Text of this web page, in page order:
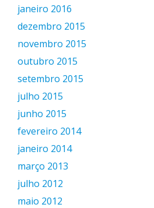
janeiro 2016
dezembro 2015
novembro 2015
outubro 2015
setembro 2015
julho 2015
junho 2015
fevereiro 2014
janeiro 2014
março 2013
julho 2012
maio 2012